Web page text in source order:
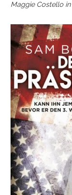
Maggie Costello